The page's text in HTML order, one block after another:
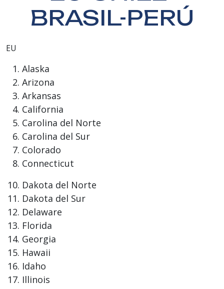
BRASIL-PERÚ
EU
Alaska
Arizona
Arkansas
California
Carolina del Norte
Carolina del Sur
Colorado
Connecticut
Dakota del Norte
Dakota del Sur
Delaware
Florida
Georgia
Hawaii
Idaho
Illinois